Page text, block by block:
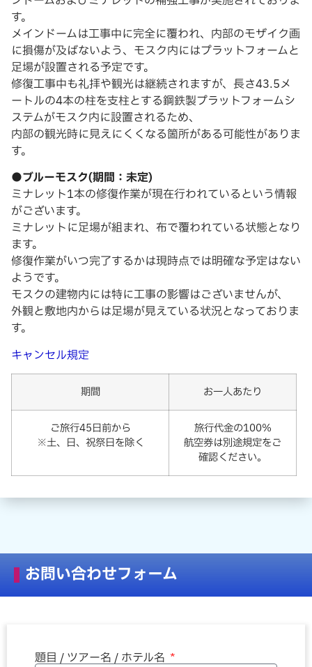
す。
メインドームは工事中に完全に覆われ、内部のモザイク画
に損傷が及ばないよう、モスク内にはプラットフォームと
足場が設置される予定です。
修復工事中も礼拝や観光は継続されますが、長さ43.5メ
ートルの4本の柱を支柱とする鋼鉄製プラットフォームシ
ステムがモスク内に設置されるため、
内部の観光時に見えにくくなる箇所がある可能性がありま
す。
●ブルーモスク(期間：未定)
ミナレット1本の修復作業が現在行われているという情報
がございます。
ミナレットに足場が組まれ、布で覆われている状態となり
ます。
修復作業がいつ完了するかは現時点では明確な予定はない
ようです。
モスクの建物内には特に工事の影響はございませんが、
外観と敷地内からは足場が見えている状況となっておりま
す。
キャンセル規定
期間 お一人あたり
ご旅行45日前から
※土、日、祝祭日を除く
旅行代金の100%
航空券は別途規定をご
確認ください。
お問い合わせフォーム
題目 / ツアー名 / ホテル名